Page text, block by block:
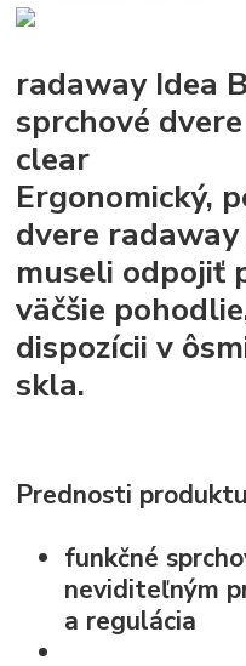
radaway Idea
sprchové
clear
Ergonomický,
dvere radaway
museli odpojiť
väčšie
dispozícii v
skla.
Prednosti
funkčné
neviditeľným
a regulácia